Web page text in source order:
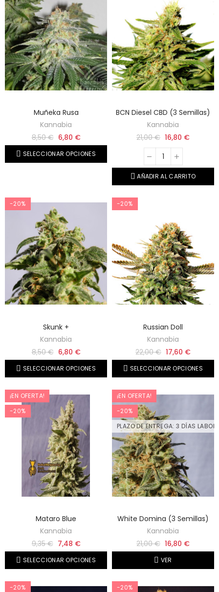
Muñeka Rusa
Kannabia
8,50 € 6,80 €
SELECCIONAR OPCIONES
BCN Diesel CBD (3 Semillas)
Kannabia
21,00 € 16,80 €
AÑADIR AL CARRITO
-20%
Skunk +
Kannabia
8,50 € 6,80 €
SELECCIONAR OPCIONES
-20%
Russian Doll
Kannabia
22,00 € 17,60 €
SELECCIONAR OPCIONES
¡EN OFERTA!
-20%
Mataro Blue
Kannabia
9,35 € 7,48 €
SELECCIONAR OPCIONES
¡EN OFERTA!
-20%
PLAZO DE ENTREGA: 3 DÍAS
White Domina (3 Semillas)
Kannabia
21,00 € 16,80 €
VER
-20% -20%